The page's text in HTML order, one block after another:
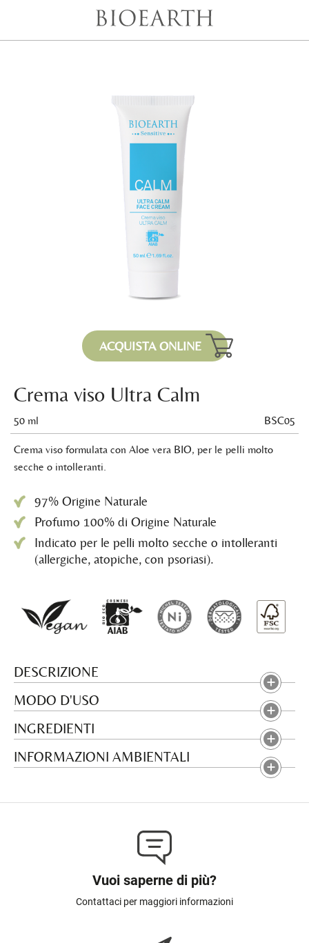
ACQUISTA ONLINE
Crema viso Ultra Calm
50 ml BSC05
Crema viso formulata con Aloe vera BIO, per le pelli molto
secche o intolleranti.
97% Origine Naturale
Profumo 100% di Origine Naturale
Indicato per le pelli molto secche o intolleranti
(allergiche, atopiche, con psoriasi).
DESCRIZIONE
MODO D'USO
INGREDIENTI
INFORMAZIONI AMBIENTALI
Vuoi saperne di più?
Contattaci per maggiori informazioni